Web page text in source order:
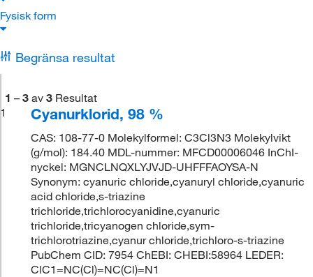
Fysisk form
Begränsa resultat
1 – 3 av 3 Resultat
1
Cyanurklorid, 98 %
CAS: 108-77-0 Molekylformel: C3Cl3N3 Molekylvikt
(g/mol): 184.40 MDL-nummer: MFCD00006046 InChI-
nyckel: MGNCLNQXLYJVJD-UHFFFAOYSA-N
Synonym: cyanuric chloride,cyanuryl chloride,cyanuric
acid chloride,s-triazine
trichloride,trichlorocyanidine,cyanuric
trichloride,tricyanogen chloride,sym-
trichlorotriazine,cyanur chloride,trichloro-s-triazine
PubChem CID: 7954 ChEBI: CHEBI:58964 LEDER:
ClC1=NC(Cl)=NC(Cl)=N1